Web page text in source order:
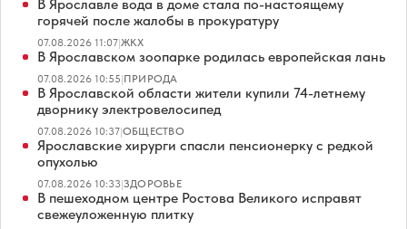
В Ярославле вода в доме стала по-настоящему
горячей после жалобы в прокуратуру
07.08.2026 11:07|ЖКХ
В Ярославском зоопарке родилась европейская лань
07.08.2026 10:55|ПРИРОДА
В Ярославской области жители купили 74-летнему
дворнику электровелосипед
07.08.2026 10:37|ОБЩЕСТВО
Ярославские хирурги спасли пенсионерку с редкой
опухолью
07.08.2026 10:33|ЗДОРОВЬЕ
В пешеходном центре Ростова Великого исправят
свежеуложенную плитку